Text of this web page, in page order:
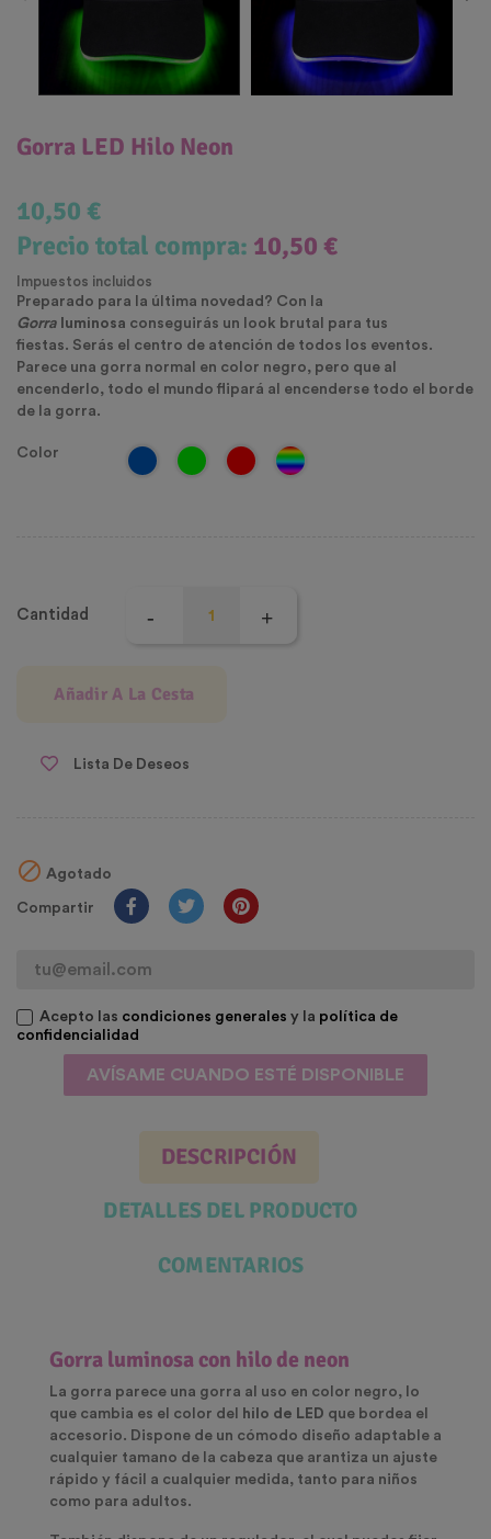
Gorra LED Hilo Neon
10,50 €
Precio total compra: 10,50 €
Impuestos incluidos
Preparado para la última novedad? Con la
Gorra luminosa conseguirás un look brutal para tus
fiestas. Serás el centro de atención de todos los eventos.
Parece una gorra normal en color negro, pero que al
encenderlo, todo el mundo flipará al encenderse todo el borde
de la gorra.
Color
Cantidad
Añadir A La Cesta
Lista De Deseos
 Agotado
Compartir
Acepto las condiciones generales y la política de
confidencialidad
AVÍSAME CUANDO ESTÉ DISPONIBLE
DESCRIPCIÓN
DETALLES DEL PRODUCTO
COMENTARIOS
Gorra luminosa con hilo de neon
La gorra parece una gorra al uso en color negro, lo
que cambia es el color del
hilo de LED que bordea el
accesorio. Dispone de un cómodo diseño adaptable a
cualquier tamano de la cabeza que arantiza un ajuste
rápido y fácil a cualquier medida, tanto para niños
como para adultos.